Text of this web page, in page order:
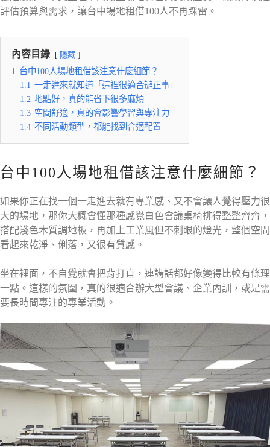
評估預算與需求，讓台中場地租借100人不再踩雷。
內容目錄 隱藏
1 台中100人場地租借該注意什麼細節？
1.1 一走進來就知道「這裡很適合辦正事」
1.2 地點好，真的能省下很多麻煩
1.3 空間舒適，真的會影響學習與專注力
1.4 不同活動類型，都能找到合適配置
台中100人場地租借該注意什麼細節？
如果你正在找一個一走進去就有專業感、又不會讓人覺得壓力很
大的場地，那你大概會懂那種感覺白色會議桌椅排得整整齊齊，
搭配淺色木質調地板，再加上工業風但不刺眼的燈光，整個空間
看起來乾淨、俐落，又很有質感。
坐在裡面，不自覺就會把背打直，連講話都好像變得比較有條理
一點。這樣的氛圍，真的很適合辦大型會議、企業內訓，或是需
要長時間專注的專業活動。